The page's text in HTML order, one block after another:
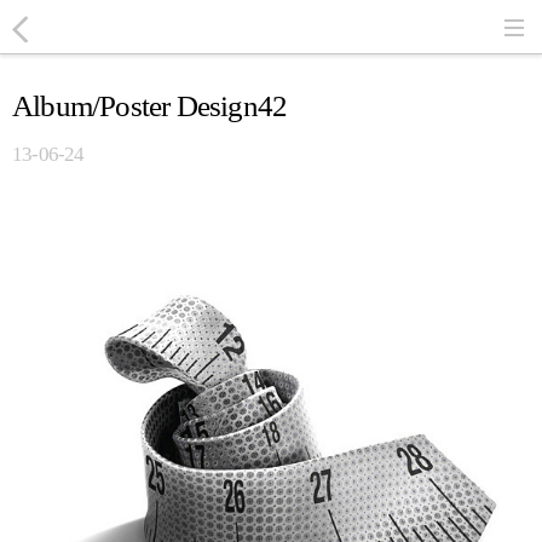
Album/Poster Design42
13-06-24